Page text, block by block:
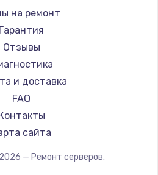
на ремонт
Гарантия
Отзывы
и доставка
FAQ
сайта
2026 — Ремонт серверов.